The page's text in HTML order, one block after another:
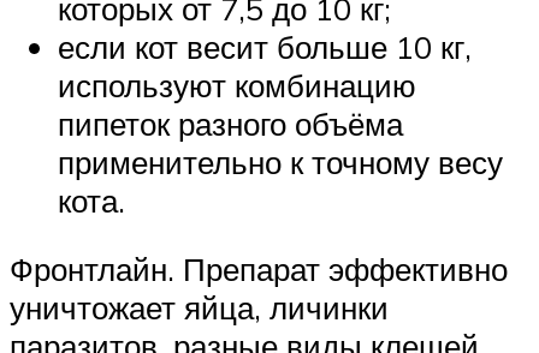
которых от 7,5 до 10 кг;
если кот весит больше 10 кг,
используют комбинацию
пипеток разного объёма
применительно к точному весу
кота.
Фронтлайн. Препарат эффективно
уничтожает яйца, личинки